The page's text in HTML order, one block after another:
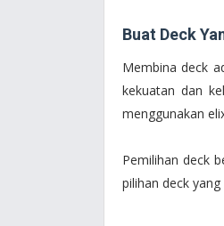
Buat Deck
Membina deck
kekuatan dan
menggunakan
Pemilihan deck
pilihan deck